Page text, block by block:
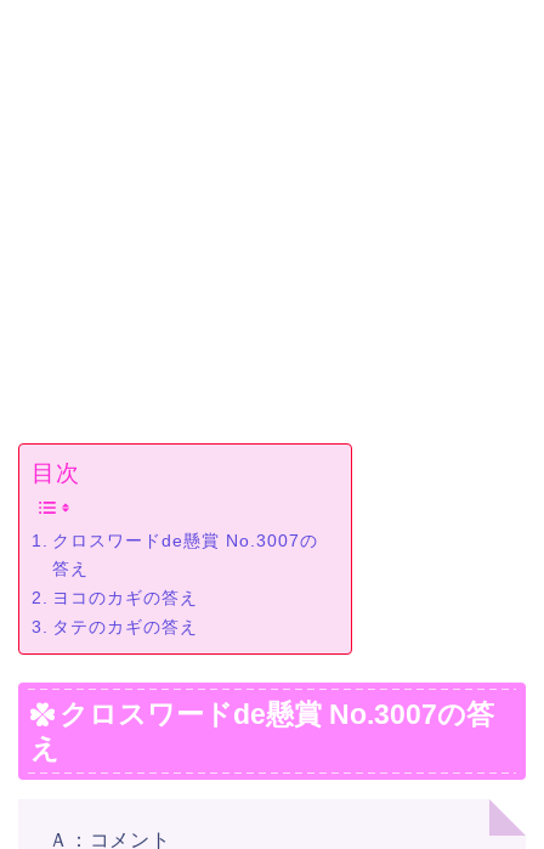
目次
クロスワードde懸賞 No.3007の
答え
ヨコのカギの答え
タテのカギの答え
クロスワードde懸賞 No.3007の答
え
Ａ：コメント